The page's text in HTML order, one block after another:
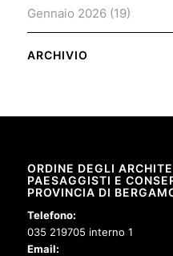
Gennaio 2026(19)
ARCHIVIO
ORDINE DEGLI
PAESAGGISTI E
PROVINCIA DI
Telefono:
035 219705 interno 1
Email: